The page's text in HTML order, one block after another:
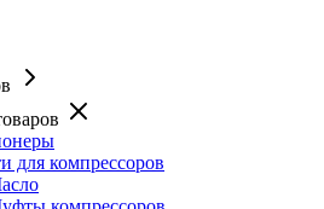
для компрессоров